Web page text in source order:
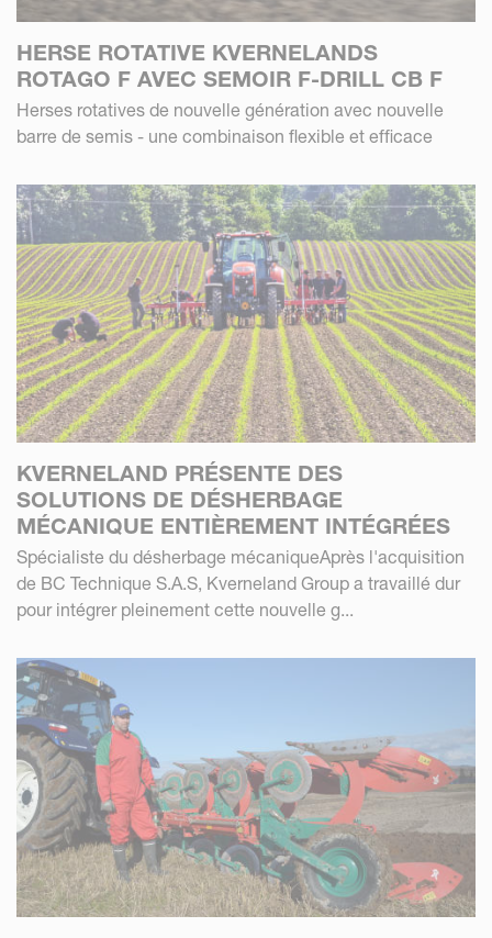
HERSE ROTATIVE KVERNELANDS
ROTAGO F AVEC SEMOIR F-DRILL CB F
Herses rotatives de nouvelle génération avec nouvelle
barre de semis - une combinaison flexible et efficace
KVERNELAND PRÉSENTE DES
SOLUTIONS DE DÉSHERBAGE
MÉCANIQUE ENTIÈREMENT INTÉGRÉES
Spécialiste du désherbage mécaniqueAprès l'acquisition
de BC Technique S.A.S, Kverneland Group a travaillé dur
pour intégrer pleinement cette nouvelle g...